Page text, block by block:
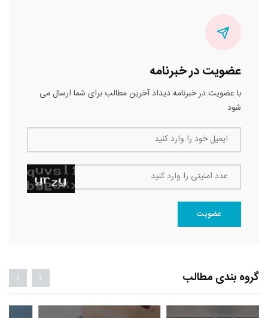
عضویت در خبرنامه
با عضویت در خبرنامه دیداد آخرین مطالب برای شما ارسال می
شود
ایمیل خود را وارد کنید
عدد امنیتی را وارد کنید
عضویت
گروه بندی مطالب